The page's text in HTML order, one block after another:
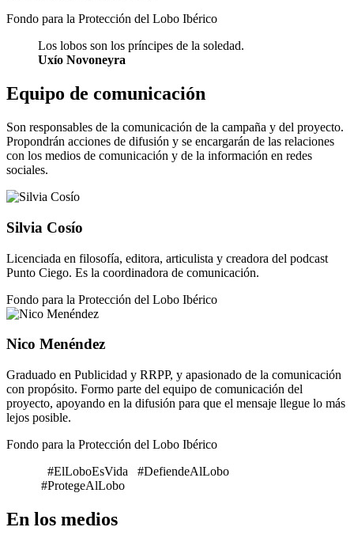
Fondo para la Protección del Lobo Ibérico
Los lobos son los príncipes de la soledad.
Uxío Novoneyra
Equipo de comunicación
Son responsables de la comunicación de la campaña y del proyecto.
Propondrán acciones de difusión y se encargarán de las relaciones
con los medios de comunicación y de la información en redes
sociales.
Silvia Cosío
Licenciada en filosofía, editora, articulista y creadora del podcast
Punto Ciego. Es la coordinadora de comunicación.
Fondo para la Protección del Lobo Ibérico
Nico Menéndez
Graduado en Publicidad y RRPP, y apasionado de la comunicación
con propósito. Formo parte del equipo de comunicación del
proyecto, apoyando en la difusión para que el mensaje llegue lo más
lejos posible.
Fondo para la Protección del Lobo Ibérico
#ElLoboEsVida #DefiendeAlLobo
#ProtegeAlLobo
En los medios